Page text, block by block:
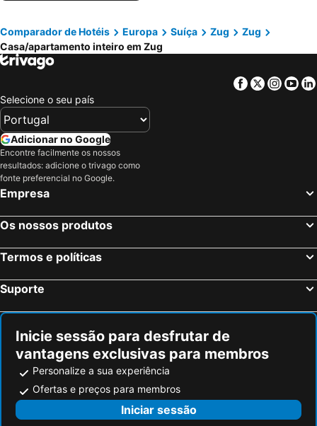
Comparador de Hotéis Europa Suíça Zug
Zug
Casa/apartamento inteiro em Zug
Facebook
Twitter
Selecione o seu país
Adicionar no Google
Encontre facilmente os nossos
resultados: adicione o trivago como
fonte preferencial no Google.
Empresa
Os nossos produtos
Termos e políticas
Suporte
Inicie sessão para desfrutar de
vantagens exclusivas para membros
Personalize a sua experiência
Ofertas e preços para membros
Iniciar sessão